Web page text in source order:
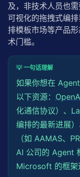
及，非技术人员也
可视化的拖拽式编
排模板市场等产品
术门槛。
💡 一句话理解
如果你想在
以下资源：
化通信协议）、
编排的最新进展）
（如 AAMAS、
AI 公司的 Agent
Microsoft 的框架